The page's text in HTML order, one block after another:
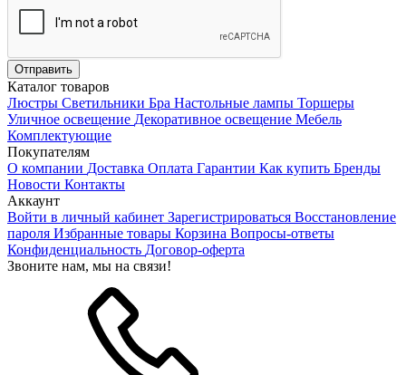
Каталог товаров
Люстры Светильники Бра Настольные лампы Торшеры
Уличное освещение Декоративное освещение Мебель
Комплектующие
Покупателям
О компании Доставка Оплата Гарантии Как купить Бренды
Новости Контакты
Аккаунт
Войти в личный кабинет Зарегистрироваться Восстановление
пароля Избранные товары Корзина Вопросы-ответы
Конфиденциальность Договор-оферта
Звоните нам, мы на связи!